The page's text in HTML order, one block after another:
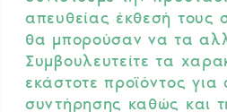
απευθείας έκθεσή τους
θα μπορούσαν να τα
Συμβουλευτείτε τα
εκάστοτε προϊόντος για
συντήρησης καθώς και